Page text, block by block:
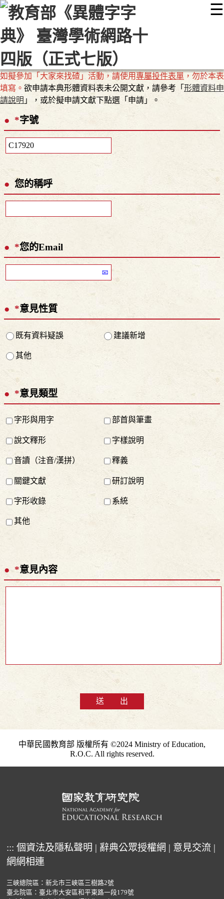
☰
::: 最新消息 常見問題 編輯說明
顯示模式
網站導覽
如擬參加「大家來找碴」活動，請使用專屬投件表單 ，勿於本表
填寫。 欲申請本典形體資料表未公開文獻，請參考「 形體資料申
請說明 」，或於擬申請文獻下點選「申請」。
*字號
您的稱呼
*您的Email
*意見性質
既有資料疑誤 建議新增
其他
*意見類型
字形與用字 部首與筆畫
說文釋形 字樣說明
音讀（注音/漢拼） 釋義
關鍵文獻 研訂說明
字形收錄 系統
其他
*意見內容
送 出
中華民國教育部 版權所有 ©2024 Ministry of Education,
R.O.C. All rights reserved.
::: 個資法及隱私聲明 | 辭典公眾授權網 | 意見交流 |
網網相連
三峽總院區：新北市三峽區三樹路2號
臺北院區：臺北市大安區和平東路一段179號